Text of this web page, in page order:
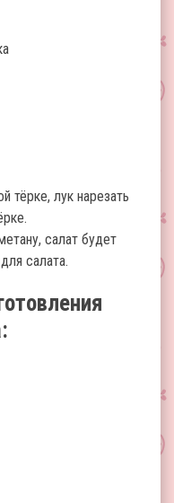
тёрке, лук нарезать
салат будет
салата.